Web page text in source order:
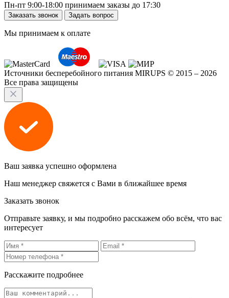
Пн-пт 9:00-18:00 принимаем заказы до 17:30
Заказать звонок Задать вопрос
Мы принимаем к оплате
Источники бесперебойного питания MIRUPS © 2015 – 2026
Все права защищены
Ваш заявка успешно оформлена
Наш менеджер свяжется с Вами в ближайшее время
Заказать звонок
Отправьте заявку, и мы подробно расскажем обо всём, что вас
интересует
Расскажите подробнее